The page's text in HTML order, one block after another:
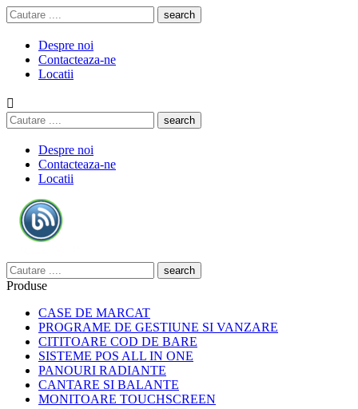
search
Despre noi
Contacteaza-ne
Locatii

search
Despre noi
Contacteaza-ne
Locatii
search
Produse
CASE DE MARCAT
PROGRAME DE GESTIUNE SI VANZARE
CITITOARE COD DE BARE
SISTEME POS ALL IN ONE
PANOURI RADIANTE
CANTARE SI BALANTE
MONITOARE TOUCHSCREEN